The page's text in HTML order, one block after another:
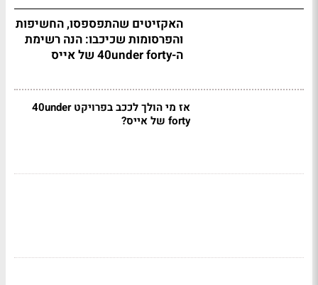
האקזיטים שהתפספסו, החשיפות
והפרסומות שכיכבו: הנה רשימת
ה-40under forty של אייס
אז מי הולך לככב בפרויקט 40under
forty של אייס?